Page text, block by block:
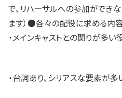
で、リハーサルへの参加ができ
ます）●各々の配役に求める内容
・メインキャストとの関りが多い
・台詞あり、シリアスな要素が多